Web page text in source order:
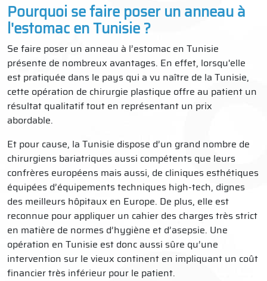
Pourquoi se faire poser un anneau à
l'estomac en Tunisie ?
Se faire poser un anneau à l’estomac en Tunisie
présente de nombreux avantages. En effet, lorsqu'elle
est pratiquée dans le pays qui a vu naître de la Tunisie,
cette opération de chirurgie plastique offre au patient un
résultat qualitatif tout en représentant un prix
abordable.
Et pour cause, la Tunisie dispose d’un grand nombre de
chirurgiens bariatriques aussi compétents que leurs
confrères européens mais aussi, de cliniques esthétiques
équipées d’équipements techniques high-tech, dignes
des meilleurs hôpitaux en Europe. De plus, elle est
reconnue pour appliquer un cahier des charges très strict
en matière de normes d’hygiène et d’asepsie. Une
opération en Tunisie est donc aussi sûre qu’une
intervention sur le vieux continent en impliquant un coût
financier très inférieur pour le patient.